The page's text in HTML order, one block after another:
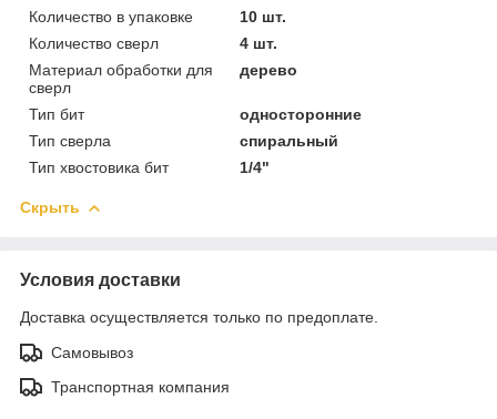
Количество в упаковке
10 шт.
Количество сверл
4 шт.
Материал обработки для
сверл
дерево
Тип бит
односторонние
Тип сверла
спиральный
Тип хвостовика бит
1/4"
Скрыть
Условия доставки
Доставка осуществляется только по предоплате.
Самовывоз
Транспортная компания